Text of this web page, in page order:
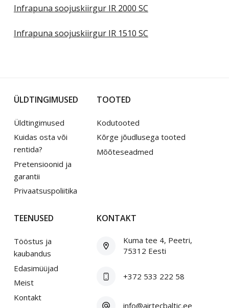
Infrapuna soojuskiirgur IR 2000 SC
Infrapuna soojuskiirgur IR 1510 SC
ÜLDTINGIMUSED
Üldtingimused
Kuidas osta või
rentida?
Pretensioonid ja
garantii
Privaatsuspoliitika
TOOTED
Kodutooted
Kõrge jõudlusega tooted
Mõõteseadmed
TEENUSED
Tööstus ja
kaubandus
Edasimüüjad
Meist
Kontakt
KONTAKT
Kuma tee 4, Peetri,
75312 Eesti
+372 533 222 58
info@airtecbaltic.ee